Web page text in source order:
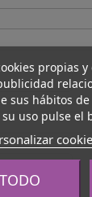
propias
sus hábitos
uso pulse el